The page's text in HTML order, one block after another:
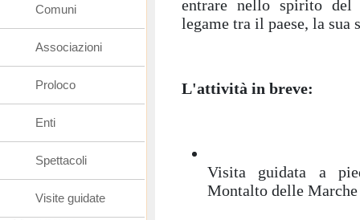
entrare nello spirito del
legame tra il paese, la sua
L'attività in breve:
Visita guidata a
Montalto delle Marche
Comuni
Associazioni
Proloco
Enti
Spettacoli
Visite guidate